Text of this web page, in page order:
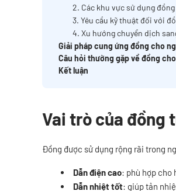
2. Các khu vực sử dụng
3. Yêu cầu kỹ thuật đối với
4. Xu hướng chuyển dịch
Giải pháp cung ứng đồng cho
Câu hỏi thường gặp về đồng
Kết luận
Vai trò của đồng
Đồng được sử dụng rộng rãi trong
Dẫn điện cao: phù hợp cho
Dẫn nhiệt tốt: giúp tản